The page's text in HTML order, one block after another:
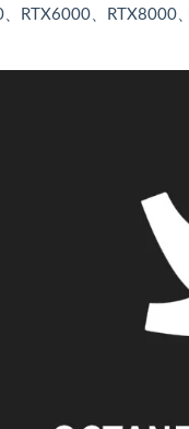
、RTX6000、RTX8000